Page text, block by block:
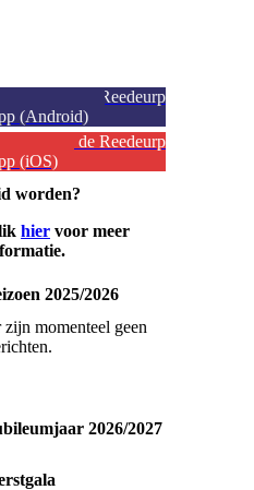
Download de Reedeurp
(Android)
Download de Reedeurp
(iOS)
worden?
hier voor meer
2025/2026
zijn momenteel geen
2026/2027